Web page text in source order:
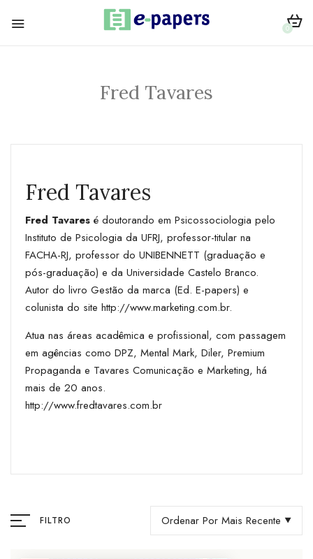
0
Fred Tavares
Fred Tavares
Fred Tavares é doutorando em Psicossociologia pelo
Instituto de Psicologia da UFRJ, professor-titular na
FACHA-RJ, professor do UNIBENNETT (graduação e
pós-graduação) e da Universidade Castelo Branco.
Autor do livro Gestão da marca (Ed. E-papers) e
colunista do site http://www.marketing.com.br.
Atua nas áreas acadêmica e profissional, com passagem
em agências como DPZ, Mental Mark, Diler, Premium
Propaganda e Tavares Comunicação e Marketing, há
mais de 20 anos.
http://www.fredtavares.com.br
FILTRO Ordenar Por Mais Recente